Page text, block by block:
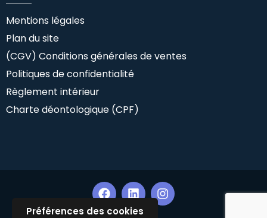
Préférences des cookies
Mentions légales
Plan du site
(CGV) Conditions générales de ventes
Politiques de confidentialité
Règlement intérieur
Charte déontologique (CPF)